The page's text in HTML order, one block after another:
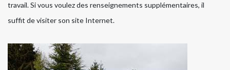
travail. Si vous voulez des renseignements supplémentaires, il
suffit de visiter son site Internet.